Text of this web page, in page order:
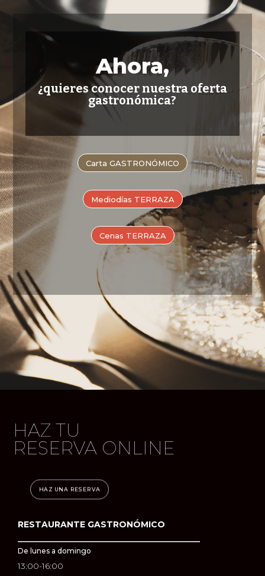
Ahora,
¿quieres conocer nuestra oferta
gastronómica?
Carta GASTRONÓMICO
Mediodías TERRAZA
Cenas TERRAZA
HAZ TU
RESERVA ONLINE
HAZ UNA RESERVA
RESTAURANTE GASTRONÓMICO
De lunes a domingo
13:00-16:00